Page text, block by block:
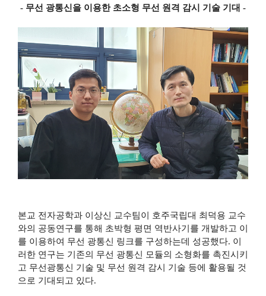
- 무선 광통신을 이용한 초소형 무선 원격 감시 기술 기대 -
본교 전자공학과 이상신 교수팀이 호주국립대 최덕용 교수
와의 공동연구를 통해 초박형 평면 역반사기를 개발하고 이
를 이용하여 무선 광통신 링크를 구성하는데 성공했다. 이
러한 연구는 기존의 무선 광통신 모듈의 소형화를 촉진시키
고 무선광통신 기술 및 무선 원격 감시 기술 등에 활용될 것
으로 기대되고 있다.